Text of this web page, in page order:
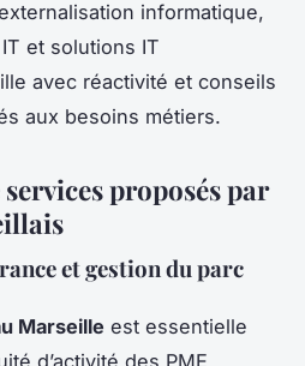
informatique,
et solutions IT
avec réactivité et conseils
aux besoins métiers.
proposés par
et gestion du parc
Marseille est essentielle